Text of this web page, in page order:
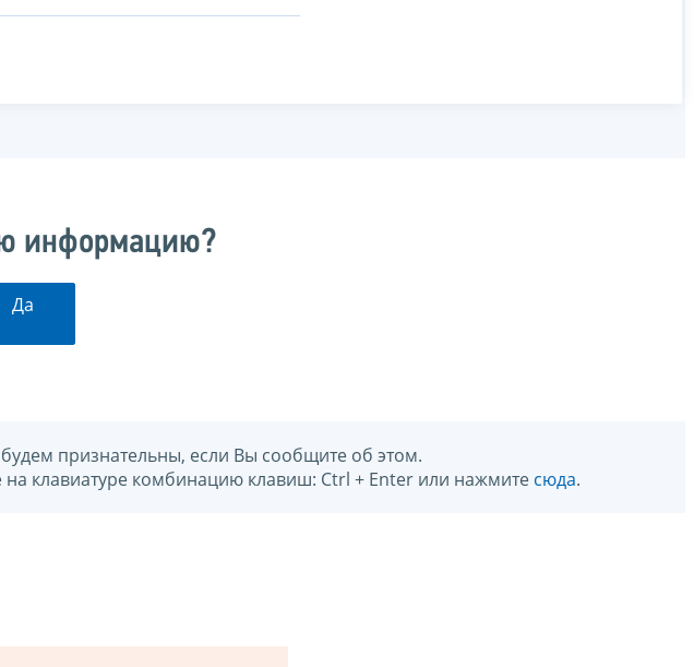
информацию?
Да
признательны, если Вы сообщите об этом.
клавиатуре комбинацию клавиш: Ctrl + Enter или нажмите сюда.